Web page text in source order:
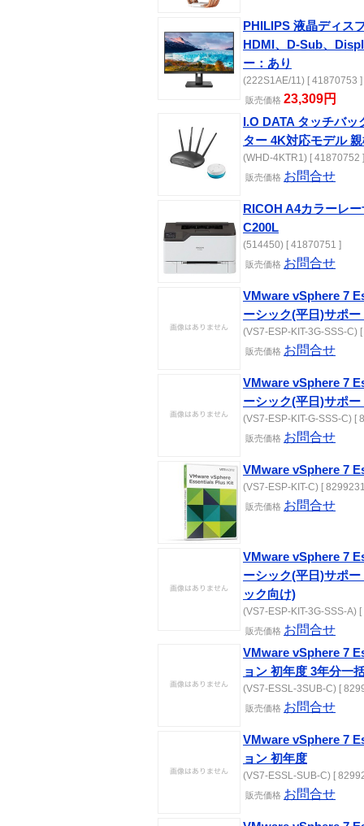
PHILIPS 液晶ディス
HDMI、D-Sub、
ー：あり
(222S1AE/11) [ 41870753 ]
販売価格 23,309円
I.O DATA タッチバ
ター 4K対応モデル
(WHD-4KTR1) [ 41870752 ]
販売価格 お問合せ
RICOH A4カラーレ
C200L
(514450) [ 41870751 ]
販売価格 お問合せ
VMware vSphere 7
ーシック(平日)サポ
(VS7-ESP-KIT-3G-SSS-C)
販売価格 お問合せ
VMware vSphere 7
ーシック(平日)サポー
(VS7-ESP-KIT-G-SSS-C) [
販売価格 お問合せ
VMware vSphere 7
(VS7-ESP-KIT-C) [
販売価格 お問合せ
VMware vSphere 7
ーシック(平日)サポ
ック向け)
(VS7-ESP-KIT-3G-SSS-A)
販売価格 お問合せ
VMware vSphere 7
ョン 初年度 3年分一
(VS7-ESSL-3SUB-C) [
販売価格 お問合せ
VMware vSphere 7
ョン 初年度
(VS7-ESSL-SUB-C) [
販売価格 お問合せ